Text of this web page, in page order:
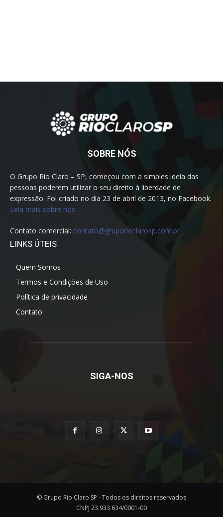
SOBRE NÓS
O Grupo Rio Claro – SP, começou com a simples ideia das
pessoas poderem utilizar o seu direito à liberdade de
expressão. Foi criado no dia 23 de abril de 2013, no Facebook.
Leia mais sobre nós
Contato comercial: contato@gruporioclarosp.com.br
LINKS ÚTEIS
Quem Somos
Termos e Condições de Uso
Política de privacidade
Contato
SIGA-NOS
© Grupo Rio Claro SP - Todos os direitos reservados
CNPJ 23.933.634/0001-00